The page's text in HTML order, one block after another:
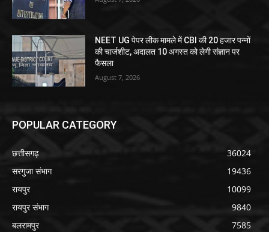
NEET UG पेपर लीक मामले में CBI की 20 हजार पन्नों
की चार्जशीट, अदालत 10 अगस्त को लेगी संज्ञान पर
फैसला
August 7, 2026
POPULAR CATEGORY
छत्तीसगढ़
36024
सरगुजा संभाग
19436
रायपुर
10099
रायपुर संभाग
9840
बलरामपुर
7585